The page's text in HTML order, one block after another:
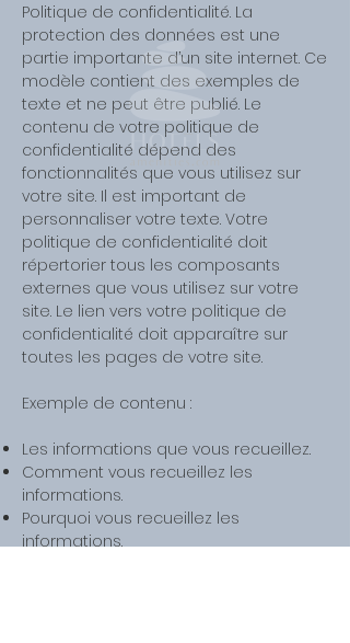
Politique de confidentialité. La
protection des données est une
partie importante d’un site internet. Ce
modèle contient des exemples de
texte et ne peut être publié. Le
contenu de votre politique de
confidentialité dépend des
fonctionnalités que vous utilisez sur
votre site. Il est important de
personnaliser votre texte. Votre
politique de confidentialité doit
répertorier tous les composants
externes que vous utilisez sur votre
site. Le lien vers votre politique de
confidentialité doit apparaître sur
toutes les pages de votre site.
Exemple de contenu :
Les informations que vous recueillez.
Comment vous recueillez les
informations.
Pourquoi vous recueillez les
informations.